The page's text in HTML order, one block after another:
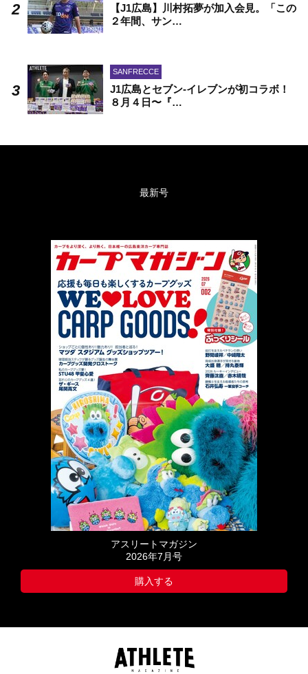
【J1広島】川村拓夢が加入会見。「この
２年間、サン…
SANFRECCE
J1広島とセブン-イレブンが初コラボ！
８月４日〜『…
最新号
アスリートマガジン
2026年7月号
購入する